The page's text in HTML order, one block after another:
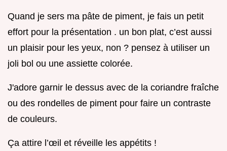
Quand je sers ma pâte de piment, je fais un petit
effort pour la présentation . un bon plat, c’est aussi
un plaisir pour les yeux, non ? pensez à utiliser un
joli bol ou une assiette colorée.
J'adore garnir le dessus avec de la coriandre fraîche
ou des rondelles de piment pour faire un contraste
de couleurs.
Ça attire l’œil et réveille les appétits !